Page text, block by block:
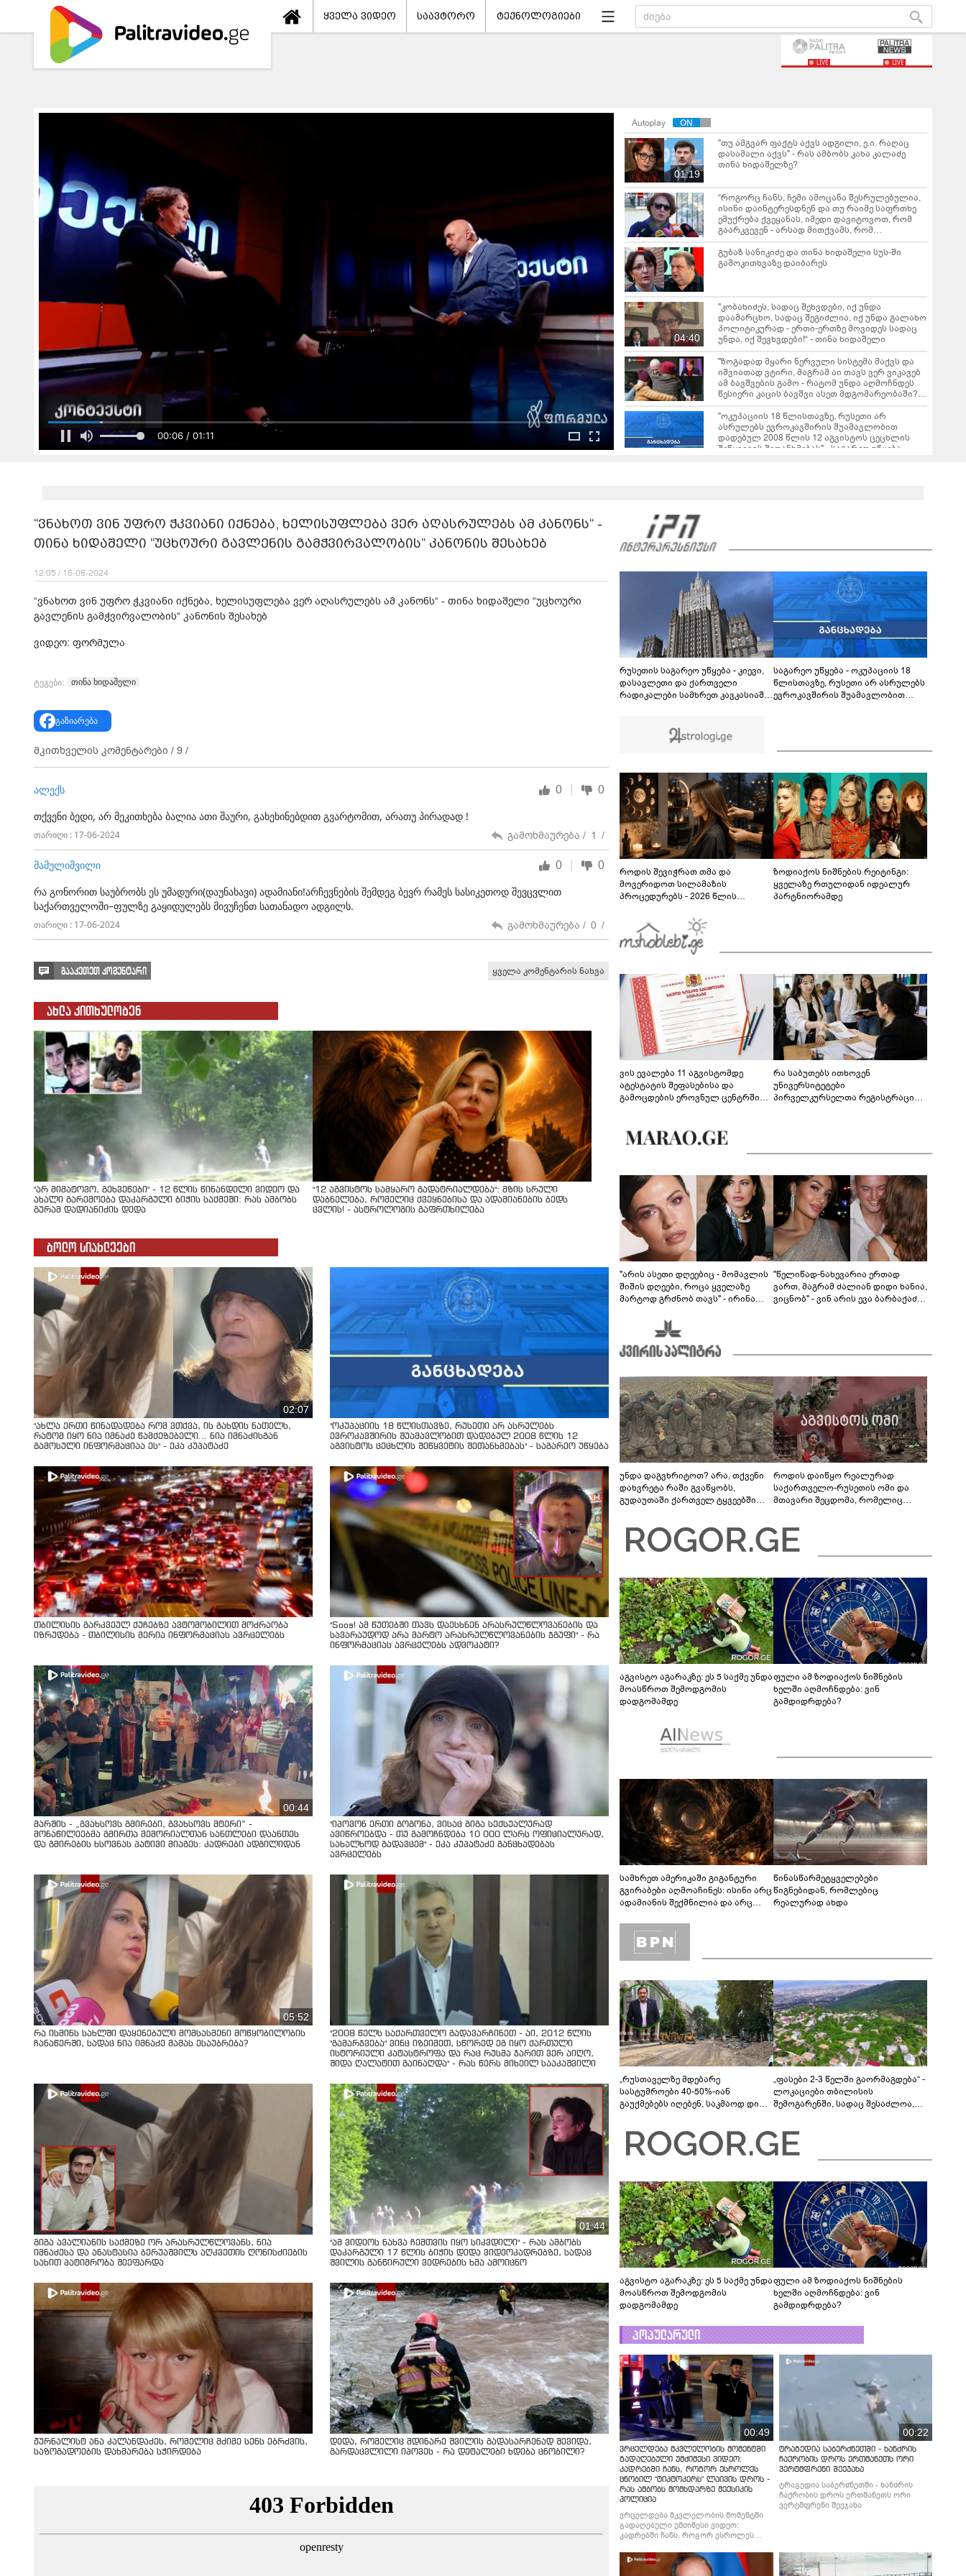
ყველა ვიდეო საავტორო ტექნოლოგიები
LIVE LIVE
00:06 / 01:11
Autoplay
01:19
"თუ ამგვარ ფაქტს აქვს ადგილი, ე.ი. რაღაც
დასამალი აქვს" - რას ამბობს კახა კალაძე
თინა ხიდაშელზე?
“როგორც ჩანს, ჩემი ამოცანა შესრულებულია,
ისინი დაინტერესდნენ და თუ რაიმე საფრთხე
ემუქრება ქვეყანას, იმედი დავიტოვოთ, რომ
გაარკვევენ - არსად მითქვამს, რომ
საქართველოში ტერორისტებს ამზადებენ” -
თინა ხიდაშელი
გუბაზ სანიკიძე და თინა ხიდაშელი სუს-ში
გამოკითხვაზე დაიბარეს
04:40
"კობახიძეს, სადაც შეხვდები, იქ უნდა
დაამარცხო, სადაც შეგიძლია, იქ უნდა გალახო
პოლიტიკურად - ერთი-ერთზე მოვიდეს სადაც
უნდა, იქ შევხვდები!“ - თინა ხიდაშელი
"ზო­გა­დად მყა­რი ნერ­ვუ­ლი სის­ტე­მა მაქვს და
იშ­ვი­ა­თად ვტი­რი, მაგ­რამ აი თავს ვერ ვი­კა­ვებ
ამ ბავ­შვე­ბის გამო - რა­ტომ უნდა აღ­მოჩ­ნდეს
წე­სი­ე­რი კა­ცის ბავ­შვი ასეთ მდგო­მა­რე­ო­ბა­ში?" -
რას წერს თინა ხიდაშელი
"ოკუპაციის 18 წლისთავზე, რუსეთი არ
ასრულებს ევროკავშირის შუამავლობით
დადებულ 2008 წლის 12 აგვისტოს ცეცხლის
შეწყვეტის შეთანხმებას" - საგარეო უწყება
00:36
ვრცელდება ვახო სანაიას დაკავების კადრები
01:39
რას ამბობს გიორგი ყიფშიძე თელავში,
ქორწილის მიმდინარეობისას მომხდარ
ინციდენტზე?
“ვნახოთ ვინ უფრო ჭკვიანი იქნება, ხელისუფლება ვერ აღასრულებს ამ კანონს“ -
თინა ხიდაშელი “უცხოური გავლენის გამჭვირვალობის“ კანონის შესახებ
12:05 / 16-06-2024
“ვნახოთ ვინ უფრო ჭკვიანი იქნება, ხელისუფლება ვერ აღასრულებს ამ კანონს“ - თინა ხიდაშელი “უცხოური
გავლენის გამჭვირვალობის“ კანონის შესახებ
ვიდეო: ფორმულა
ტეგები: თინა ხიდაშელი
გაზიარება
მკითხველის კომენტარები / 9 /
ალექს 0 0
თქვენი ბედი, არ მეკითხება ბალია ათი შაური, გახეხინებდით გვარტომით, არათუ პირადად !
თარიღი : 17-06-2024 გამოხმაურება / 1 /
მამულიშვილი 0 0
რა გონორით საუბრობს ეს უმადური(დაუნახავი) ადამიანი!არჩევნების შემდეგ ბევრ რამეს სასიკეთოდ შევცვლით
საქართველოში–ფულზე გაყიდულებს მივუჩენთ სათანადო ადგილს.
თარიღი : 17-06-2024 გამოხმაურება / 0 /
გააკეთეთ კომენტარი ყველა კომენტარის ნახვა
ახლა კითხულობენ
"არ მიმატოვო, გეხვეწები" - 12 წლის წინანდელი ვიდეო და
ახალი გარემოება დაკარგული ბიჭის საქმეში: რას ამბობს
გურამ დადიანიძის დედა
"12 აგვისტოს სამყარო გადატრიალდება": მზის სრული
დაბნელება, რომელიც ქვეყნებისა და ადამიანების ბედს
ცვლის! - ასტროლოგის გაფრთხილება
ბოლო სიახლეები
02:07
"ახლა ერთი წინადადება რომ ვთქვა, ის გახდის ნათელს,
რატომ იყო ნია იმნაძე წამქეზებელი... ნია იმნაძისგან
გამოსული ინფორმაციაა ეს" - ეკა კუპატაძე
"ოკუპაციის 18 წლისთავზე, რუსეთი არ ასრულებს
ევროკავშირის შუამავლობით დადებულ 2008 წლის 12
აგვისტოს ცეცხლის შეწყვეტის შეთანხმებას" - საგარეო უწყება
თბილისის გარკვეულ ქუჩებზე ავტომობილით მოძრაობა
იზრუდება - თბილისის მერია ინფორმაციას ავრცელებს
"Soos! ამ წუთებში თავს დაესხნენ არასრულწლოვანების და
სავარაუდოდ არა მარტო არასრულწლოვანების ჯგუფი" - რა
ინფორმაციას ავრცელებს ადვოკატი?
00:44
მარშის - „გვახსოვს გმირები, გვახსოვს მტერი” -
მონაწილეებმა გმირთა მემორიალთან სანთლები დაანთეს
და გმირების ხსოვნას პატივი მიაგეს: კადრები ადგილიდან
"იპოვონ ერთი გოგონა, ვისაც გიგა სექსუალურად
ავიწროებდა - თუ გამოჩნდება 10 000 ლარს ოფიციალურად,
სახალხოდ გადავცემ" - ეკა კუპატაძე განცხადებას
ავრცელებს
05:52
რა ისმინს სახლში დაყენებული მომსასმენი მოწყობილობის
ჩანაწერში, სადაც ნია იმნაძე მამას ესაუბრება?
"2008 წელს საქართველო გადავარჩინეთ - აი, 2012 წლის
"გამარჯვება" ვინც იზეიმეთ, სწორედ ეგ იყო ქართული
ისტორიული კატასტროფა და რაც რუსმა ჯარით ვერ აიღო,
შიდა ღალატით გაინაღდა" - რას წერს მიხეილ სააკაშვილი
გიგა ავალიანის საქმეზე ორ არასრულწლოვანს, ნია
იმნაძესა და ანასტასია ბერუაშვილს აღკვეთის ღონისძიების
სახით პატიმრობა შეეფარდა
01:44
"ამ ვიდეოს ნახვა ჩემთვის იყო სიკვდილი" - რას ამბობს
დაკარგული 17 წლის ბიჭის დედა ვიდეოკადრებზე, სადაც
შვილის განწირული ვედრების ხმა ამოიცნო
ჟურნალისტ ანა კალანდაძეს, რომელიც მძიმე სენს ებრძვის,
საზოგადოების დახმარება სჭირდება
დედა, რომელიც მდინარე შვილის გადასარჩენად შევიდა,
გარდაცვლილი იპოვეს - რა დეტალები ხდება ცნობილი?
რუსეთის საგარეო უწყება - კიევი,
დასავლეთი და ქართველი
რადიკალები სამხრეთ კავკასიაში
საგარეო უწყება - ოკუპაციის 18
წლისთავზე, რუსეთი არ ასრულებს
ევროკავშირის შუამავლობით
როდის შევიჭრათ თმა და
მოვერიდოთ სილამაზის
პროცედურებს - 2026 წლის
გზამკვლევი
ზოდიაქოს ნიშნების რეიტინგი:
ყველაზე რთულიდან იდეალურ
პარტნიორამდე
ვის ევალება 11 აგვისტომდე
ატესტატის შეფასებისა და
გამოცდების ეროვნულ ცენტრში
რა საბუთებს ითხოვენ
უნივერსიტეტები
პირველკურსელთა რეგისტრაციის
"არის ასეთი დღეებიც - მომავლის
შიშის დღეები, როცა ყველაზე
მარტოდ გრძნობ თავს" - ირინა
"წელიწად-ნახევარია ერთად
ვართ, მაგრამ ძალიან დიდი ხანია,
ვიცნობ" - ვინ არის ევა ბარბაქაძის
უნდა დაგვხრიტოთ? არა, თქვენი
დახვრეტა რაში გვაწყობს,
გუდაუთაში ქართველ ტყვეებში
როდის დაიწყო რეალურად
საქართველო-რუსეთის ომი და
მთავარი შეცდომა, რომელიც
აგვისტო აგარაკზე: ეს 5 საქმე უნდა
მოასწროთ შემოდგომის
დადგომამდე
ფული ამ ზოდიაქოს ნიშნების
ხელში აღმოჩნდება: ვინ
გამდიდრდება?
სამხრეთ ამერიკაში გიგანტური
გვირაბები აღმოაჩინეს: ისინი არც
ადამიანის შექმნილია და არც
ლაბირინთები?
წინასწარმეტყველებები
წიგნებიდან, რომლებიც
რეალურად ახდა
„რუსთაველზე მდებარე
სასტუმროები 40-50%-იან
გაუქმებებს იღებენ, საკმაოდ დიდი
შეხვდებოდა“
„ფასები 2-3 წელში გაორმაგდება“ -
ლოკაციები თბილისის
შემოგარენში, სადაც შესაძლოა,
აგვისტო აგარაკზე: ეს 5 საქმე უნდა
მოასწროთ შემოდგომის
დადგომამდე
ფული ამ ზოდიაქოს ნიშნების
ხელში აღმოჩნდება: ვინ
გამდიდრდება?
პოპულარული
00:49
ვრცელდება მკვლელობის მომენტში
გადაღებული უმძიმესი ვიდეო:
კადრებში ჩანს, როგორ ესროლეს
ცნობილ "ტიკტოკერს" ლაივის დროს -
რას ამბობს მომხდარზე მექსიკის
პოლიცია
ვრცელდება მკვლელობის მომენტში
გადაღებული უმძიმესი ვიდეო:
კადრებში ჩანს, როგორ ესროლეს
რას ამბობს მომხდარზე მექსიკის
პოლიცია
00:22
ტრაგედია საბერძნეთში - ხანძრის
ჩაქრობის დროს ერთმანეთს ორი
ვერტმფრენი შეეჯახა
ტრაგედია საბერძნეთში - ხანძრის
ჩაქრობის დროს ერთმანეთს ორი
ვერტმფრენი შეეჯახა